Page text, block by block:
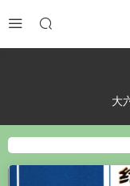
大